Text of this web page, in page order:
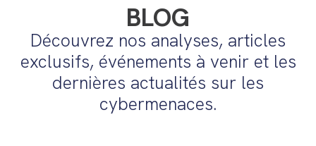
BLOG
Découvrez nos analyses, articles
exclusifs, événements à venir et les
dernières actualités sur les
cybermenaces.